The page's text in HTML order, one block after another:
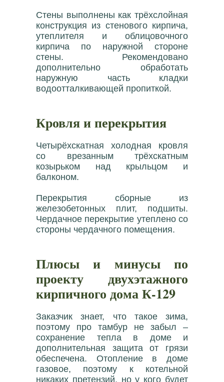
Стены выполнены как трёхслойная
конструкция из стенового кирпича,
утеплителя и облицовочного
кирпича по наружной стороне
стены. Рекомендовано
дополнительно обработать
наружную часть кладки
водоотталкивающей пропиткой.
Кровля и перекрытия
Четырёхскатная холодная кровля
со врезанным трёхскатным
козырьком над крыльцом и
балконом.
Перекрытия сборные из
железобетонных плит, подшиты.
Чердачное перекрытие утеплено со
стороны чердачного помещения.
Плюсы и минусы по
проекту двухэтажного
кирпичного дома К-129
Заказчик знает, что такое зима,
поэтому про тамбур не забыл –
сохранение тепла в доме и
дополнительная защита от грязи
обеспечена. Отопление в доме
газовое, поэтому к котельной
никаких претензий, но у кого будет